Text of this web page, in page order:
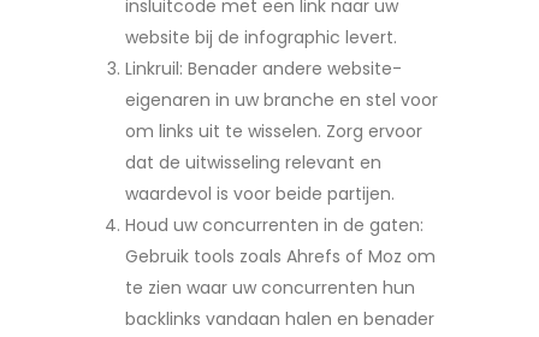
insluitcode met een link naar uw
website bij de infographic levert.
Linkruil: Benader andere website-
eigenaren in uw branche en stel voor
om links uit te wisselen. Zorg ervoor
dat de uitwisseling relevant en
waardevol is voor beide partijen.
Houd uw concurrenten in de gaten:
Gebruik tools zoals Ahrefs of Moz om
te zien waar uw concurrenten hun
backlinks vandaan halen en benader